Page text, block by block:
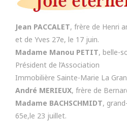
Jean PACCALET, frère de Henri
et de Yves 27e, le 17 juin.
Madame Manou PETIT, belle-
Président de l’Association
Immobilière Sainte-Marie La
André MERIEUX, frère de
Madame BACHSCHMIDT,
65e,le 23 juillet.